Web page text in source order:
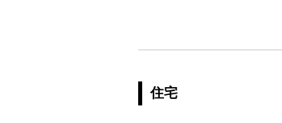
住宅